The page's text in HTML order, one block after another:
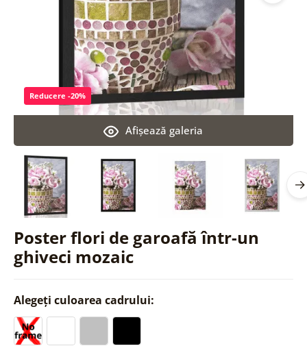
Poster flori de garoafă într-un
ghiveci mozaic
Afişează galeria
Reducere -20%
Alegeți culoarea cadrului: